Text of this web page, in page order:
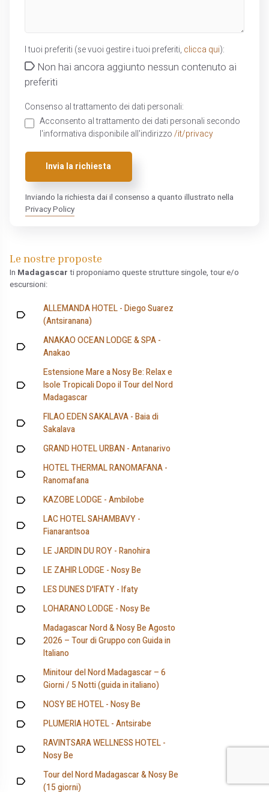
I tuoi preferiti (se vuoi gestire i tuoi preferiti, clicca qui):
Non hai ancora aggiunto nessun contenuto ai
preferiti
Consenso al trattamento dei dati personali:
Acconsento al trattamento dei dati personali secondo
l'informativa disponibile all'indirizzo /it/privacy
Invia la richiesta
Inviando la richiesta dai il consenso a quanto illustrato nella
Privacy Policy
Le nostre proposte
In Madagascarti proponiamo queste strutture singole, tour e/o
escursioni:
ALLEMANDA HOTEL - Diego Suarez
(Antsiranana)
ANAKAO OCEAN LODGE & SPA -
Anakao
Estensione Mare a Nosy Be: Relax e
Isole Tropicali Dopo il Tour del Nord
Madagascar
FILAO EDEN SAKALAVA - Baia di
Sakalava
GRAND HOTEL URBAN - Antanarivo
HOTEL THERMAL RANOMAFANA -
Ranomafana
KAZOBE LODGE - Ambilobe
LAC HOTEL SAHAMBAVY -
Fianarantsoa
LE JARDIN DU ROY - Ranohira
LE ZAHIR LODGE - Nosy Be
LES DUNES D'IFATY - Ifaty
LOHARANO LODGE - Nosy Be
Madagascar Nord & Nosy Be Agosto
2026 – Tour di Gruppo con Guida in
Italiano
Minitour del Nord Madagascar – 6
Giorni / 5 Notti (guida in italiano)
NOSY BE HOTEL - Nosy Be
PLUMERIA HOTEL - Antsirabe
RAVINTSARA WELLNESS HOTEL -
Nosy Be
Tour del Nord Madagascar & Nosy Be
(15 giorni)